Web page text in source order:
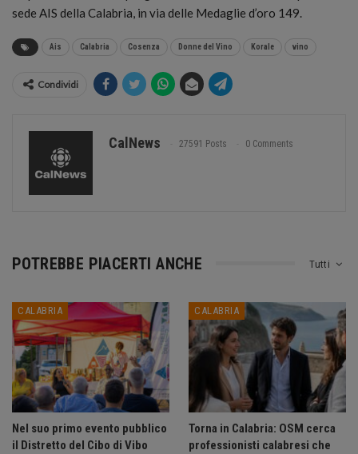
sede AIS della Calabria, in via delle Medaglie d’oro 149.
Ais Calabria Cosenza Donne del Vino Korale vino
Condividi
CalNews 27591 Posts 0 Comments
Tutti
POTREBBE PIACERTI ANCHE
CALABRIA
Nel suo primo evento pubblico
il Distretto del Cibo di Vibo
CALABRIA
Torna in Calabria: OSM cerca
professionisti calabresi che